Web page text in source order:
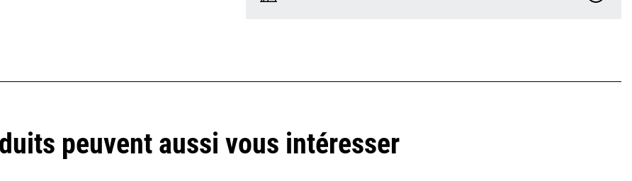
peuvent aussi vous intéresser